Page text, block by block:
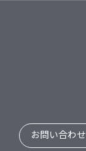
お問い合わせ